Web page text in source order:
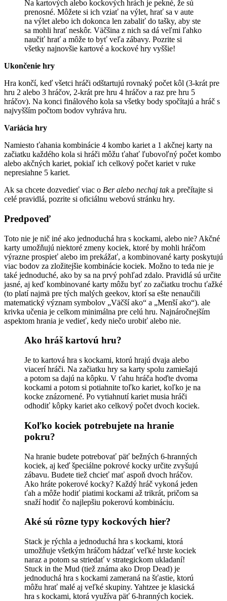
Na kartových alebo kockových hrách je pekné, že sú
prenosné. Môžete si ich vziať na výlet, hrať sa v aute
na výlet alebo ich dokonca len zabaliť do tašky, aby ste
sa mohli hrať neskôr. Väčšina z nich sa dá veľmi ľahko
naučiť hrať a môže to byť veľa zábavy. Pozrite si
všetky najnovšie kartové a kockové hry vyššie!
Ukončenie hry
Hra končí, keď všetci hráči odštartujú rovnaký počet kôl (3-krát pre
hru 2 alebo 3 hráčov, 2-krát pre hru 4 hráčov a raz pre hru 5
hráčov). Na konci finálového kola sa všetky body spočítajú a hráč s
najvyšším počtom bodov vyhráva hru.
Variácia hry
Namiesto ťahania kombinácie 4 kombo kariet a 1 akčnej karty na
začiatku každého kola si hráči môžu ťahať ľubovoľný počet kombo
alebo akčných kariet, pokiaľ ich celkový počet kariet v ruke
nepresiahne 5 kariet.
Ak sa chcete dozvedieť viac o Ber alebo nechaj taka prečítajte si
celé pravidlá, pozrite si oficiálnu webovú stránku hry.
Predpoveď
Toto nie je nič iné ako jednoduchá hra s kockami, alebo nie? Akčné
karty umožňujú niektoré zmeny kociek, ktoré by mohli hráčom
výrazne prospieť alebo im prekážať, a kombinované karty poskytujú
viac bodov za zložitejšie kombinácie kociek. Možno to teda nie je
také jednoduché, ako by sa na prvý pohľad zdalo. Pravidlá sú určite
jasné, aj keď kombinované karty môžu byť zo začiatku trochu ťažké
(to platí najmä pre tých malých geekov, ktorí sa ešte nenaučili
matematický význam symbolov „Väčší ako“ a „Menší ako“). ale
krivka učenia je celkom minimálna pre celú hru. Najnáročnejším
aspektom hrania je vedieť, kedy niečo urobiť alebo nie.
Ako hráš kartovú hru?
Je to kartová hra s kockami, ktorú hrajú dvaja alebo
viacerí hráči. Na začiatku hry sa karty spolu zamiešajú
a potom sa dajú na kôpku. V ťahu hráča hoďte dvoma
kockami a potom si potiahnite toľko kariet, koľko je na
kocke znázornené. Po vytiahnutí kariet musia hráči
odhodiť kôpky kariet ako celkový počet dvoch kociek.
Koľko kociek potrebujete na hranie
pokru?
Na hranie budete potrebovať päť bežných 6-hranných
kociek, aj keď špeciálne pokrové kocky určite zvyšujú
zábavu. Budete tiež chcieť mať aspoň dvoch hráčov.
Ako hráte pokerové kocky? Každý hráč vykoná jeden
ťah a môže hodiť piatimi kockami až trikrát, pričom sa
snaží hodiť čo najlepšiu pokerovú kombináciu.
Aké sú rôzne typy kockových hier?
Stack je rýchla a jednoduchá hra s kockami, ktorá
umožňuje všetkým hráčom hádzať veľké hrste kociek
naraz a potom sa striedať v strategickom ukladaní!
Stuck in the Mud (tiež známa ako Drop Dead) je
jednoduchá hra s kockami zameraná na šťastie, ktorú
môžu hrať malé aj veľké skupiny. Yahtzee je klasická
hra s kockami, ktorá využíva päť 6-hranných kociek.